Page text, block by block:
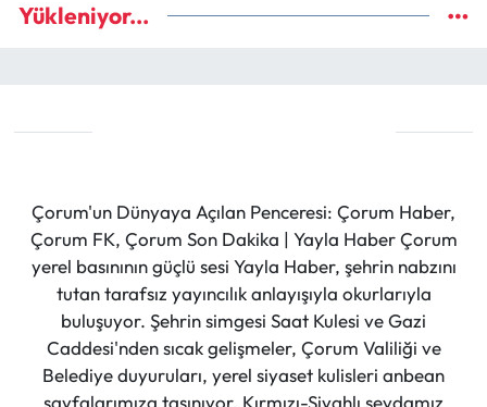
Yükleniyor...
Çorum'un Dünyaya Açılan Penceresi: Çorum Haber,
Çorum FK, Çorum Son Dakika | Yayla Haber Çorum
yerel basınının güçlü sesi Yayla Haber, şehrin nabzını
tutan tarafsız yayıncılık anlayışıyla okurlarıyla
buluşuyor. Şehrin simgesi Saat Kulesi ve Gazi
Caddesi'nden sıcak gelişmeler, Çorum Valiliği ve
Belediye duyuruları, yerel siyaset kulisleri anbean
sayfalarımıza taşınıyor. Kırmızı-Siyahlı sevdamız